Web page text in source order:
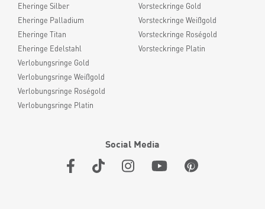
Eheringe Silber
Eheringe Palladium
Eheringe Titan
Eheringe Edelstahl
Verlobungsringe Gold
Verlobungsringe Weißgold
Verlobungsringe Roségold
Verlobungsringe Platin
Vorsteckringe Gold
Vorsteckringe Weißgold
Vorsteckringe Roségold
Vorsteckringe Platin
Social Media